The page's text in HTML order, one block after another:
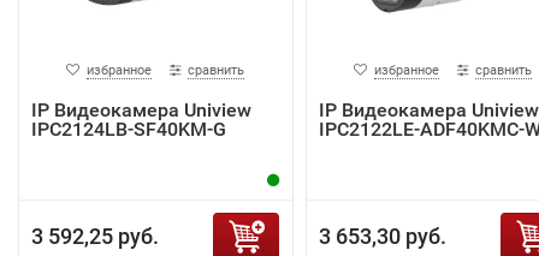
избранное сравнить
IP Видеокамера Uniview
IPC2124LB-SF40KM-G
3 592,25 руб.
избранное сравнить
IP Видеокамера Uniview
IPC2122LE-ADF40KMC-
3 653,30 руб.